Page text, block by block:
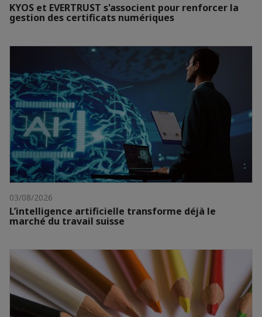
KYOS et EVERTRUST s'associent pour renforcer la
gestion des certificats numériques
03/08/2026
L’intelligence artificielle transforme déjà le
marché du travail suisse